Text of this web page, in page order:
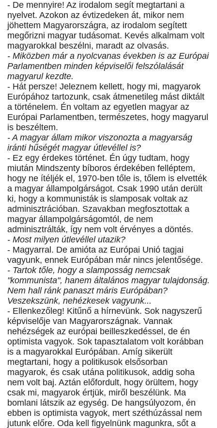
- De mennyire! Az irodalom segít megtartani a
nyelvet. Azokon az évtizedeken át, mikor nem
jöhettem Magyarországra, az irodalom segített
megőrizni magyar tudásomat. Kevés alkalmam volt
magyarokkal beszélni, maradt az olvasás.
- Miközben már a nyolcvanas években is az Európai
Parlamentben minden képviselői felszólalását
magyarul kezdte.
- Hát persze! Jeleznem kellett, hogy mi, magyarok
Európához tartozunk, csak átmenetileg mást diktált
a történelem. Én voltam az egyetlen magyar az
Európai Parlamentben, természetes, hogy magyarul
is beszéltem.
- A magyar állam mikor viszonozta a magyarság
iránti hűségét magyar útlevéllel is?
- Ez egy érdekes történet. Én úgy tudtam, hogy
miután Mindszenty bíboros érdekében felléptem,
hogy ne ítéljék el, 1970-ben tőle is, tőlem is elvették
a magyar állampolgárságot. Csak 1990 után derült
ki, hogy a kommunisták is slamposak voltak az
adminisztrációban. Szavakban megfosztottak a
magyar állampolgárságomtól, de nem
adminisztrálták, így nem volt érvényes a döntés.
- Most milyen útlevéllel utazik?
- Magyarral. De amióta az Európai Unió tagjai
vagyunk, ennek Európában már nincs jelentősége.
- Tartok tőle, hogy a slamposság nemcsak
"kommunista", hanem általános magyar tulajdonság.
Nem hall ránk panaszt máris Európában?
Veszekszünk, nehézkesek vagyunk...
- Ellenkezőleg! Kitűnő a hírnevünk. Sok nagyszerű
képviselője van Magyarországnak. Vannak
nehézségek az európai beilleszkedéssel, de én
optimista vagyok. Sok tapasztalatom volt korábban
is a magyarokkal Európában. Amíg sikerült
megtartani, hogy a politikusok elsősorban
magyarok, és csak utána politikusok, addig soha
nem volt baj. Aztán előfordult, hogy örültem, hogy
csak mi, magyarok értjük, miről beszélünk. Ma
bomlani látszik az egység. De hangsúlyozom, én
ebben is optimista vagyok, mert széthúzással nem
jutunk előre. Oda kell figyelnünk magunkra, sőt a